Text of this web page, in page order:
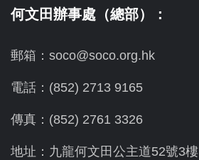
何文田辦事處（總部）：
郵箱：soco@soco.org.hk
電話：(852) 2713 9165
傳真：(852) 2761 3326
地址：九龍何文田公主道52號3樓